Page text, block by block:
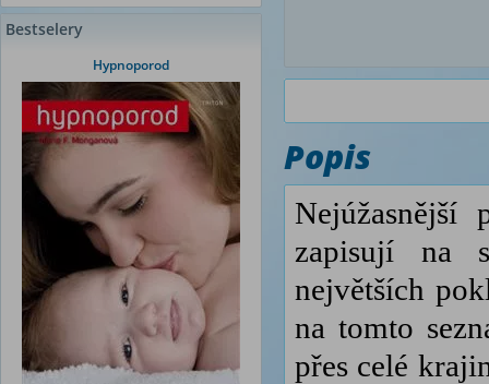
Bestselery
Hypnoporod
Popis
zapisují na
největších
na tomto
přes celé